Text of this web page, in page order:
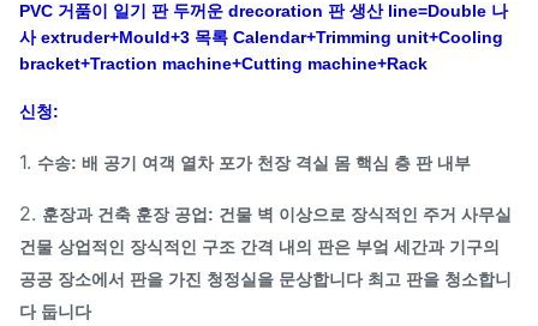
PVC 거품이 일기 판 두꺼운 drecoration 판 생산 line=Double 나
사 extruder+Mould+3 목록 Calendar+Trimming unit+Cooling
bracket+Traction machine+Cutting machine+Rack
신청:
1. 수송: 배 공기 여객 열차 포가 천장 격실 몸 핵심 층 판 내부
2. 훈장과 건축 훈장 공업: 건물 벽 이상으로 장식적인 주거 사무실
건물 상업적인 장식적인 구조 간격 내의 판은 부엌 세간과 기구의
공공 장소에서 판을 가진 청정실을 문상합니다 최고 판을 청소합니
다 둡니다